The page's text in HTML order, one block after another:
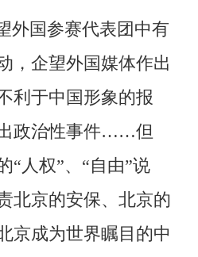
国参赛代表团中有
，企望外国媒体作出
利于中国形象的报
政治性事件……但
“人权”、“自由”说
北京的安保、北京的
京成为世界瞩目的中